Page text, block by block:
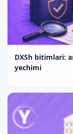
DXSh bitimlari:
yechimi